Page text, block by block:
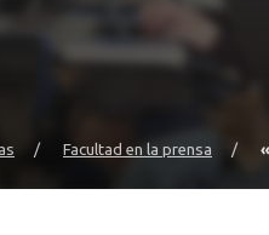
/ Facultad en la prensa /